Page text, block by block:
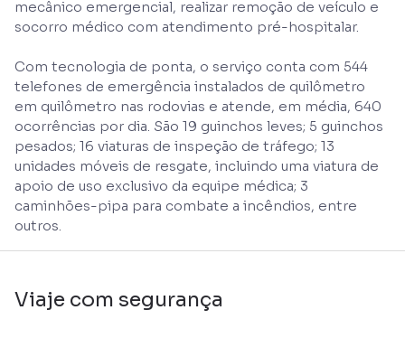
mecânico emergencial, realizar remoção de veículo e
socorro médico com atendimento pré-hospitalar.
Com tecnologia de ponta, o serviço conta com 544
telefones de emergência instalados de quilômetro
em quilômetro nas rodovias e atende, em média, 640
ocorrências por dia. São 19 guinchos leves; 5 guinchos
pesados; 16 viaturas de inspeção de tráfego; 13
unidades móveis de resgate, incluindo uma viatura de
apoio de uso exclusivo da equipe médica; 3
caminhões-pipa para combate a incêndios, entre
outros.
Viaje com segurança